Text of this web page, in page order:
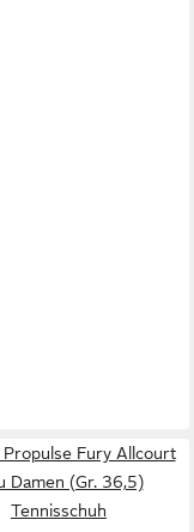
Propulse Fury Allcourt
Damen (Gr. 36,5)
Tennisschuh